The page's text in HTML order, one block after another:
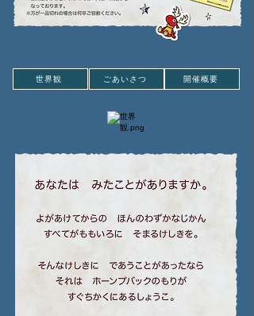
世界観 ごあいさつ 開催概要